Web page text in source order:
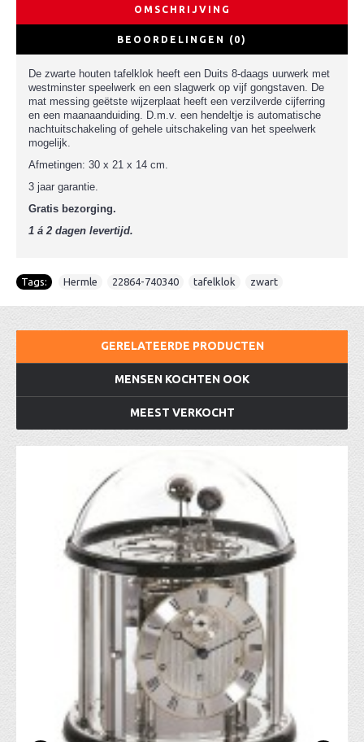
OMSCHRIJVING
BEOORDELINGEN (0)
De zwarte houten tafelklok heeft een Duits 8-daags uurwerk met
westminster speelwerk en een slagwerk op vijf gongstaven. De
mat messing geëtste wijzerplaat heeft een verzilverde cijferring
en een maanaanduiding. D.m.v. een hendeltje is automatische
nachtuitschakeling of gehele uitschakeling van het speelwerk
mogelijk.
Afmetingen: 30 x 21 x 14 cm.
3 jaar garantie.
Gratis bezorging.
1 á 2 dagen levertijd.
Tags: Hermle 22864-740340 tafelklok zwart
GERELATEERDE PRODUCTEN
MENSEN KOCHTEN OOK
MEEST VERKOCHT